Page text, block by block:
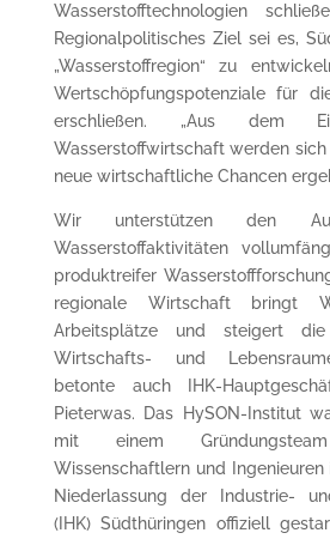
Wasserstofftechnologien
Regionalpolitisches Ziel sei es,
„Wasserstoffregion“ zu
Wertschöpfungspotenziale für
erschließen. „Aus dem
Wasserstoffwirtschaft werden
neue wirtschaftliche Chancen
Wir unterstützen den
Wasserstoffaktivitäten
produktreifer
regionale Wirtschaft bringt
Arbeitsplätze und steigert
Wirtschafts- und
betonte auch IHK-
Pieterwas. Das HySON-Institut
mit einem
Wissenschaftlern und
Niederlassung der Industrie-
(IHK) Südthüringen offiziell